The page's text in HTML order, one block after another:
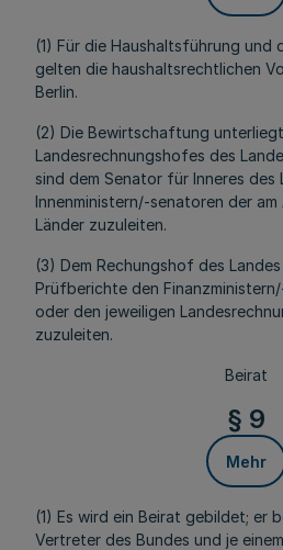
(1) Für die Haushaltsführung und
gelten die haushaltsrechtlichen
Berlin.
(2) Die Bewirtschaftung
Landesrechnungshofes des
sind dem Senator für Inneres des
Innenministern/-senatoren der
Länder zuzuleiten.
(3) Dem Rechungshof des
Prüfberichte den
oder den jeweiligen
zuzuleiten.
Beirat
§ 9
Mehr
(1) Es wird ein Beirat gebildet; er
Vertreter des Bundes und je